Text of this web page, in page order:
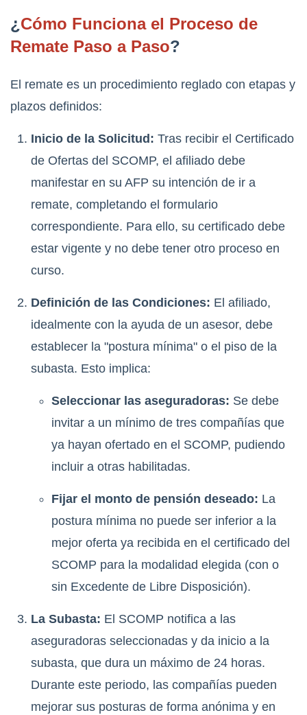
¿Cómo Funciona el Proceso de
Remate Paso a Paso?
El remate es un procedimiento reglado con etapas y
plazos definidos:
Inicio de la Solicitud: Tras recibir el Certificado
de Ofertas del SCOMP, el afiliado debe
manifestar en su AFP su intención de ir a
remate, completando el formulario
correspondiente. Para ello, su certificado debe
estar vigente y no debe tener otro proceso en
curso.
Definición de las Condiciones: El afiliado,
idealmente con la ayuda de un asesor, debe
establecer la "postura mínima" o el piso de la
subasta. Esto implica:
Seleccionar las aseguradoras: Se debe
invitar a un mínimo de tres compañías que
ya hayan ofertado en el SCOMP, pudiendo
incluir a otras habilitadas.
Fijar el monto de pensión deseado: La
postura mínima no puede ser inferior a la
mejor oferta ya recibida en el certificado del
SCOMP para la modalidad elegida (con o
sin Excedente de Libre Disposición).
La Subasta: El SCOMP notifica a las
aseguradoras seleccionadas y da inicio a la
subasta, que dura un máximo de 24 horas.
Durante este periodo, las compañías pueden
mejorar sus posturas de forma anónima y en